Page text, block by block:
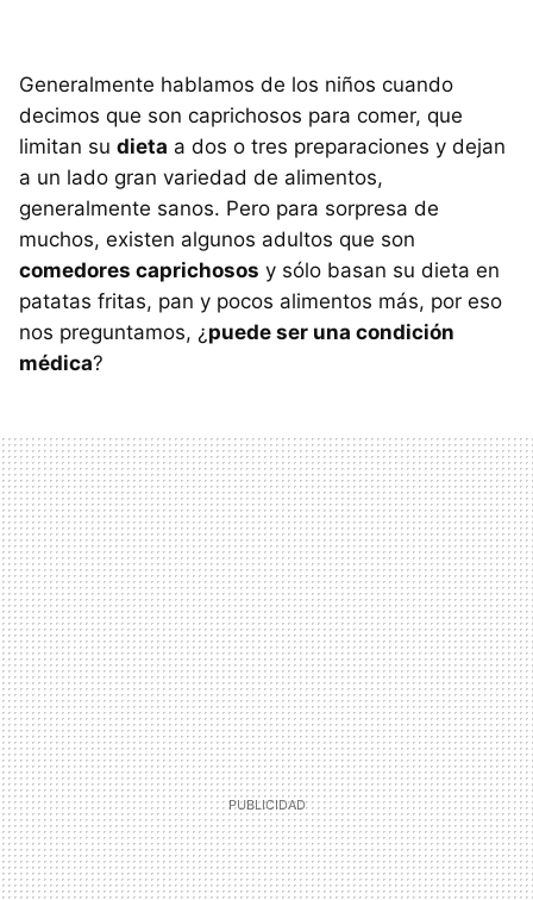
Generalmente hablamos de los niños cuando
decimos que son caprichosos para comer, que
limitan su dieta a dos o tres preparaciones y dejan
a un lado gran variedad de alimentos,
generalmente sanos. Pero para sorpresa de
muchos, existen algunos adultos que son
comedores caprichosos y sólo basan su dieta en
patatas fritas, pan y pocos alimentos más, por eso
nos preguntamos, ¿ puede ser una condición
médica?